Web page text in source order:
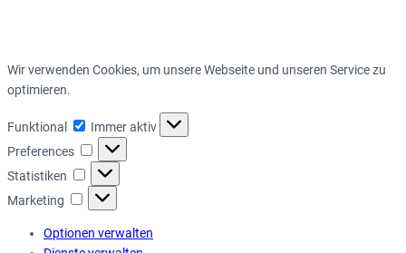
Wir verwenden Cookies, um unsere Webseite und unseren Service zu
optimieren.
Funktional Funktional
Immer aktiv
Preferences
Preferences
Statistiken Statistiken
Marketing Marketing
Optionen verwalten